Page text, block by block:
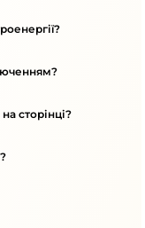
сторінці?